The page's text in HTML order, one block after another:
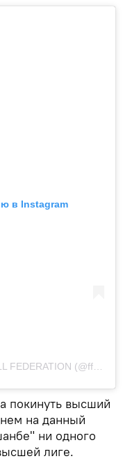
в Instagram
Публикация от TAJIKISTAN FOOTBALL FEDERATION (@fft_official)
покинуть высший
на данный
ни одного
лиге.